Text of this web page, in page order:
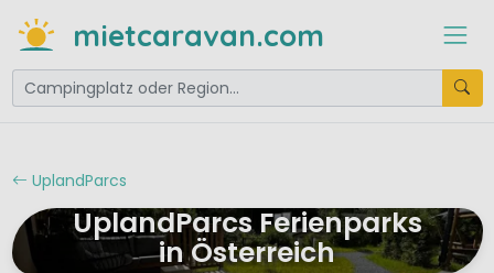
mietcaravan.com
UplandParcs
UplandParcs Ferienparks
in Österreich